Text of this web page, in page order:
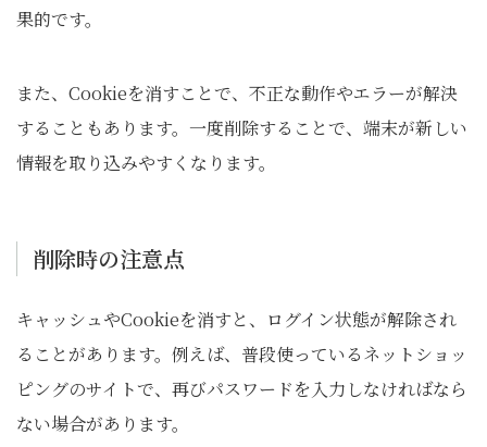
果的です。
また、Cookieを消すことで、不正な動作やエラーが解決
することもあります。一度削除することで、端末が新しい
情報を取り込みやすくなります。
削除時の注意点
キャッシュやCookieを消すと、ログイン状態が解除され
ることがあります。例えば、普段使っているネットショッ
ピングのサイトで、再びパスワードを入力しなければなら
ない場合があります。